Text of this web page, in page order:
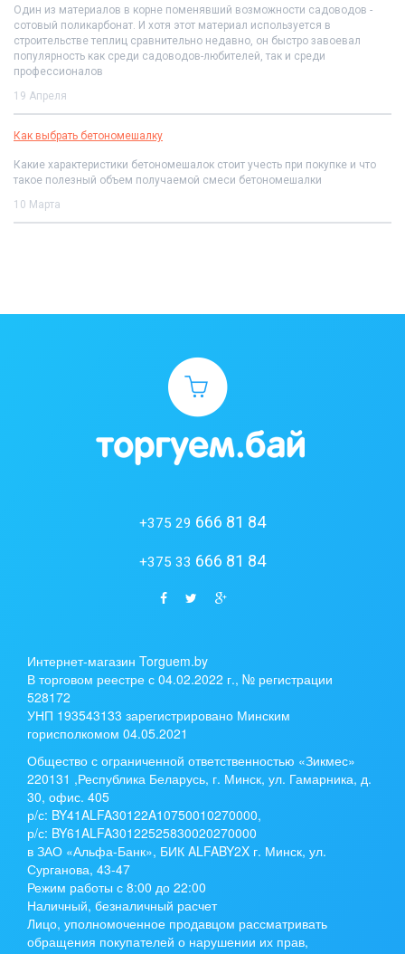
Один из материалов в корне поменявший возможности садоводов -
сотовый поликарбонат. И хотя этот материал используется в
строительстве теплиц сравнительно недавно, он быстро завоевал
популярность как среди садоводов-любителей, так и среди
профессионалов
19 Апреля
Как выбрать бетономешалку
Какие характеристики бетономешалок стоит учесть при покупке и что
такое полезный объем получаемой смеси бетономешалки
10 Марта
+375 29 666 81 84
+375 33 666 81 84
Интернет-магазин Torguem.by
В торговом реестре с 04.02.2022 г., № регистрации
528172
УНП 193543133 зарегистрировано Минским
горисполкомом 04.05.2021
Общество с ограниченной ответственностью «Зикмес»
220131 ,Республика Беларусь, г. Минск, ул. Гамарника, д.
30, офис. 405
р/с: BY41ALFA30122A10750010270000,
р/с: BY61ALFA30122525830020270000
в ЗАО «Альфа-Банк», БИК ALFABY2X г. Минск, ул.
Сурганова, 43-47
Режим работы с 8:00 до 22:00
Наличный, безналичный расчет
Лицо, уполномоченное продавцом рассматривать
обращения покупателей о нарушении их прав,